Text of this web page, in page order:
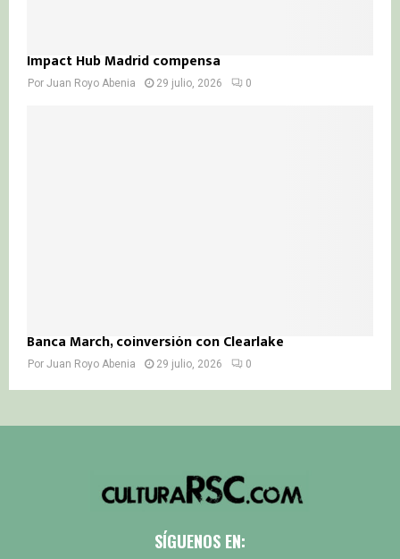
Impact Hub Madrid compensa
Por Juan Royo Abenia 29 julio, 2026 0
Banca March, coinversión con Clearlake
Por Juan Royo Abenia 29 julio, 2026 0
SÍGUENOS EN: